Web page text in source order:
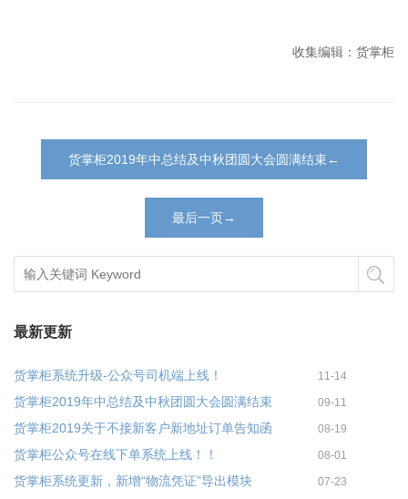
收集编辑：货掌柜
货掌柜2019年中总结及中秋团圆大会圆满结束←
最后一页→
最新更新
货掌柜系统升级-公众号司机端上线！ 11-14
货掌柜2019年中总结及中秋团圆大会圆满结束 09-11
货掌柜2019关于不接新客户新地址订单告知函 08-19
货掌柜公众号在线下单系统上线！！ 08-01
货掌柜系统更新，新增“物流凭证”导出模块 07-23